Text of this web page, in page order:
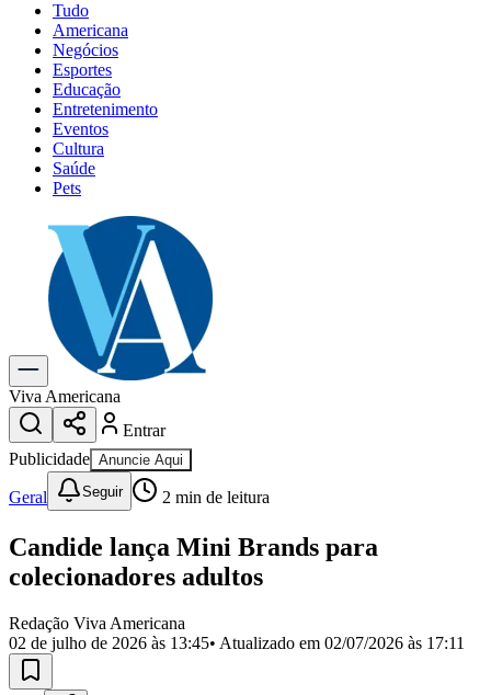
Tudo
Americana
Negócios
Esportes
Educação
Entretenimento
Eventos
Cultura
Saúde
Pets
Explore Tudo
Últimas Notícias
Previsão do Tempo
Dia a Dia & Lazer
Gastronomia
Cinema & Shows
Para Sua Empresa
Anuncie no Portal
Cadastrar Empresa
Divulgar VagasNovo
Publicidade Legal
Eleições
Segurança
Saúde
Meio Ambiente
Obras
Viva Americana
Entrar
Publicidade Anuncie Aqui
Geral Seguir 2 min de leitura
Candide lança Mini Brands para
colecionadores adultos
Redação Viva Americana
02 de julho de 2026 às 13:45• Atualizado em 02/07/2026 às 17:11